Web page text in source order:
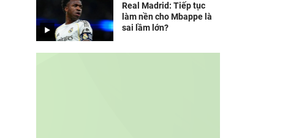
Real Madrid: Tiếp tục
làm nền cho Mbappe là
sai lầm lớn?